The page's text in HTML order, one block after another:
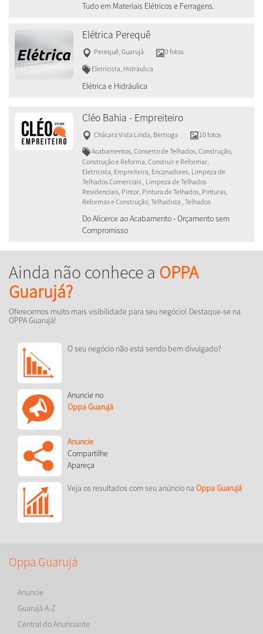
Tudo em Materiais Elétricos e Ferragens.
Elétrica Perequê
Perequê, Guarujá
0 fotos
Eletricista, Hidráulica
Elétrica e Hidráulica
Cléo Bahia - Empreiteiro
Chácara Vista Linda Bertioga
10 fotos
Acabamentos, Conserto de Telhados, Construção,
Construção e Reforma, Construir e Reformar,
Eletricista, Empreiteira, Encanadores, Limpeza de
Telhados Comerciais , Limpeza de Telhados
Residenciais, Pintor, Pintura de Telhados, Pinturas,
Reformas e Construção, Telhadista , Telhados
Do Alicerce ao Acabamento - Orçamento sem
Compromisso
Ainda não conhece a OPPA
Guarujá?
Oferecemos muito mais visibilidade para seu negócio! Destaque-se na
OPPA Guarujá!
O seu negócio não está sendo bem divulgado?
Anuncie no
Oppa Guarujá
Anuncie
Compartilhe
Apareça
Veja os resultados com seu anúncio na Oppa Guarujá
Oppa Guarujá
Anuncie
Guarujá A-Z
Central do Anunciante